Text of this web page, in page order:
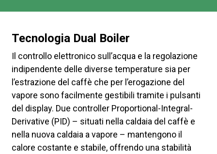
Tecnologia Dual Boiler
Il controllo elettronico sull’acqua e la regolazione
indipendente delle diverse temperature sia per
l’estrazione del caffè che per l’erogazione del
vapore sono facilmente gestibili tramite i pulsanti
del display. Due controller Proportional-Integral-
Derivative (PID) – situati nella caldaia del caffè e
nella nuova caldaia a vapore – mantengono il
calore costante e stabile, offrendo una stabilità